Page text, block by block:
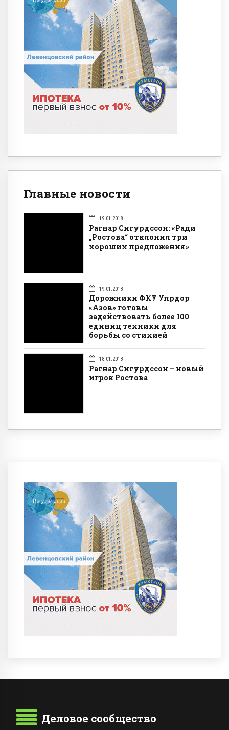
Главные новости
19.01.2018
Рагнар Сигурдссон: «Ради
„Ростова“ отклонил три
хороших предложения»
19.01.2018
Дорожники ФКУ Упрдор
«Азов» готовы
задействовать более 100
единиц техники для
борьбы со стихией
18.01.2018
Рагнар Сигурдссон – новый
игрок Ростова
Деловое сообщество